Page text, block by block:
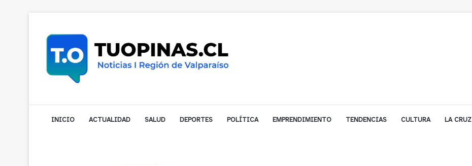
INICIO ACTUALIDAD SALUD DEPORTES POLÍTICA EMPRENDIMIENTO TENDENCIAS CULTURA LA CRUZ